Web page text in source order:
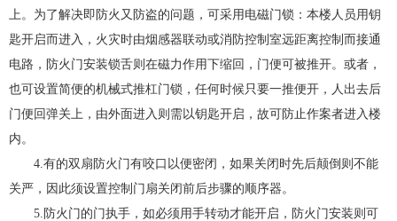
上。为了解决即防火又防盗的问题，可采用电磁门锁：本楼人员用钥
匙开启而进入，火灾时由烟感器联动或消防控制室远距离控制而接通
电路，防火门安装锁舌则在磁力作用下缩回，门便可被推开。或者，
也可设置简便的机械式推杠门锁，任何时候只要一推便开，人出去后
门便回弹关上，由外面进入则需以钥匙开启，故可防止作案者进入楼
内。
4.有的双扇防火门有咬口以便密闭，如果关闭时先后颠倒则不能
关严，因此须设置控制门扇关闭前后步骤的顺序器。
5.防火门的门执手，如必须用手转动才能开启，防火门安装则可